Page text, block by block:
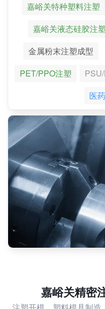
嘉峪关特种塑料注塑
嘉峪关液态硅胶注塑
金属粉末注塑成型
PET/PPO注塑
医
嘉峪关精密